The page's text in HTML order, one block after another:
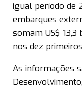
igual período de
embarques
somam US$ 13,3
nos dez
As informações